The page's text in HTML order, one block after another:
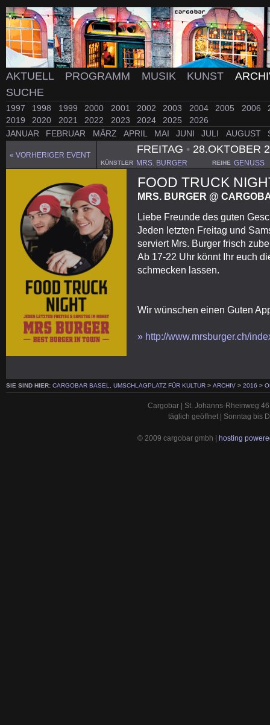
AKTUELL PROGRAMM MUSIK KUNST
SUCHE
1997 1998 1999 2000 2001 2002 2003 2004 2005 2006
2019
2020 2021 2022 2023 2024 2025
2026
JANUAR
FEBRUAR MÄRZ APRIL MAI JUNI JULI AUGUST
« VORHERIGER EVENT
FREITAG •28.OKTOBER
KÜNSTLER MRS. BURGER REIHE GENUSS
FOOD TRUCK
MRS. BURGER @
Liebe Freunde des guten
Jeden letzten Freitag und
serviert Mrs. Burger frisch
Ab 17-22 Uhr könnt Ihr euch
schmecken lassen.
Wir wünschen einen Guten
» http://www.mrsburger.ch/
SIE SIND HIER: CARGOBAR BASEL, UMSCHLAGPLATZ FÜR KULTUR > ARCHIV > 2016 >
Cargobar | St. Johanns-Rheinweg
täglich geöffnet | Sonntag bis
© 2009 cargobar gmbh | hosting